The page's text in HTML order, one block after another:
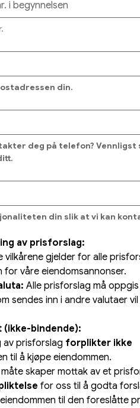
din.
deg på telefon? Vennligst
din slik at vi kan
av prisforslag:
vilkårene gjelder for alle
for våre eiendomsannonser.
Alle prisforslag må oppgis
sendes inn i andre valutaer vil
(ikke-bindende):
av prisforslag forplikter ikke
til å kjøpe eiendommen.
for oss til å godta
til den foreslåtte